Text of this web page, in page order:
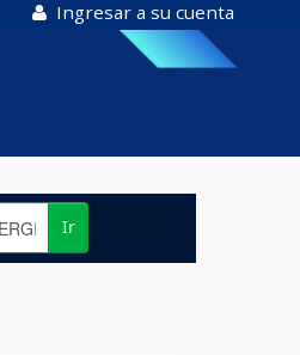
Ingresar a su cuenta
Ir